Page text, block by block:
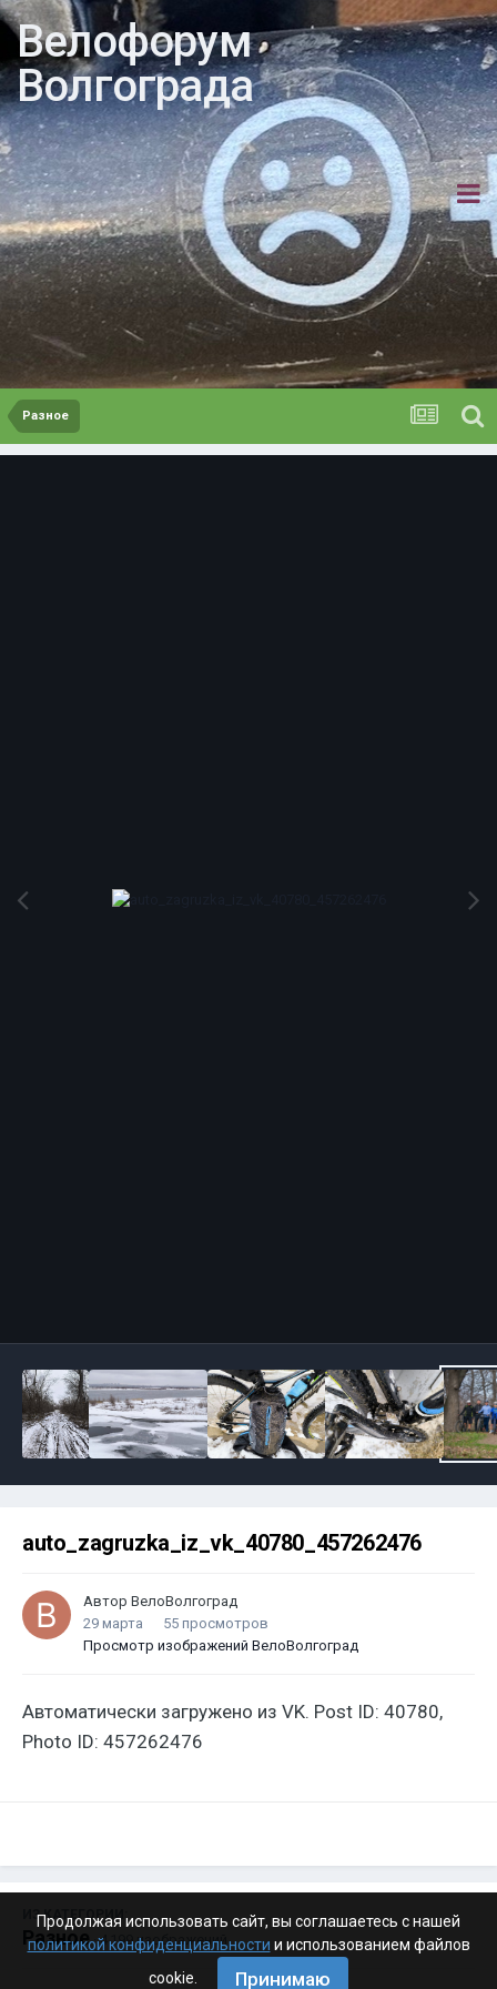
Велофорум
Волгограда
Разное
auto_zagruzka_iz_vk_40780_457262476
Автор ВелоВолгоград
29 марта
55 просмотров
Просмотр изображений ВелоВолгоград
Автоматически загружено из VK. Post ID: 40780,
Photo ID: 457262476
ИЗ КАТЕГОРИИ:
Разное · 4 199 изображений
Продолжая использовать сайт, вы соглашаетесь с нашей
политикой конфиденциальности и использованием файлов
cookie.
Принимаю